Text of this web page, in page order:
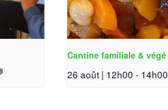
Cantine familiale & végé
26 août | 12h00 - 14h00